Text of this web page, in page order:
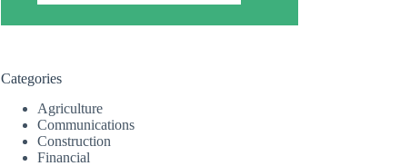
Categories
Agriculture
Communications
Construction
Financial